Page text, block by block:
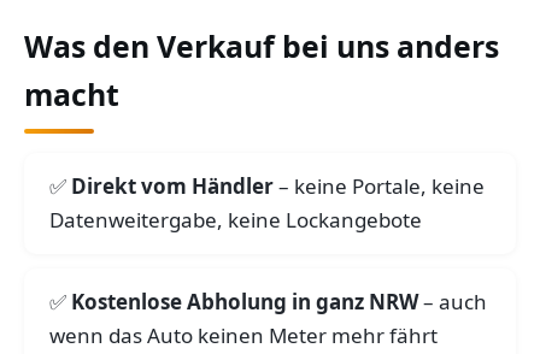
Was den Verkauf bei uns anders
macht
Direkt vom Händler– keine Portale, keine
Datenweitergabe, keine Lockangebote
Kostenlose Abholung in ganz NRW– auch
wenn das Auto keinen Meter mehr fährt